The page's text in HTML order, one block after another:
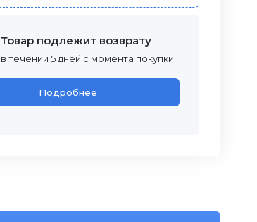
Товар подлежит возврату
в течении 5 дней с момента покупки
Подробнее